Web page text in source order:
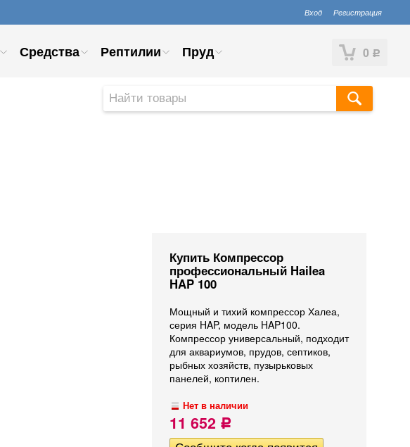
Вход Регистрация
0 Р
Средства Рептилии Пруд
Купить Компрессор
профессиональный Hailea
HAP 100
Мощный и тихий компрессор Халеа,
серия HAP, модель HAP100.
Компрессор универсальный, подходит
для аквариумов, прудов, септиков,
рыбных хозяйств, пузырьковых
панелей, коптилен.
Нет в наличии
11 652 Р